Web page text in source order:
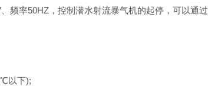
、频率50HZ ，控制潜水射流暴气机的起停，可以通过
℃以下);